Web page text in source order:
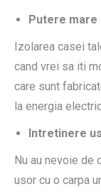
Putere mare
Izolarea casei
cand vrei sa iti
care sunt
la energia
Intretinere
Nu au nevoie de
usor cu o carpa